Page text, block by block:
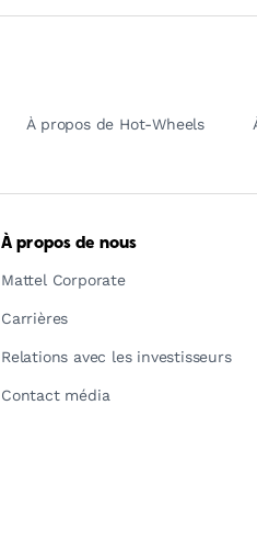
À propos de Hot-Wheels
À propos de nous
Mattel Corporate
Carrières
Relations avec les investisseurs
Contact média